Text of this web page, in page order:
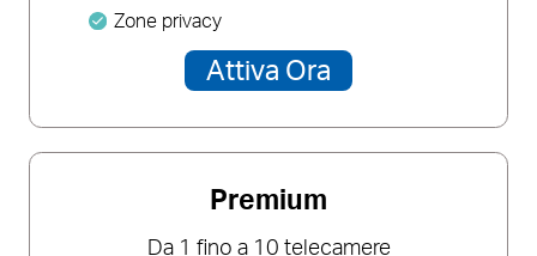
Zone privacy
Attiva Ora
Premium
Da 1 fino a 10 telecamere